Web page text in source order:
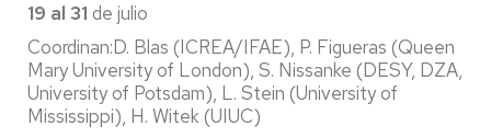
19 al 31 de julio
Coordinan:D. Blas (ICREA/IFAE), P. Figueras (Queen
Mary University of London), S. Nissanke (DESY, DZA,
University of Potsdam), L. Stein (University of
Mississippi), H. Witek (UIUC)